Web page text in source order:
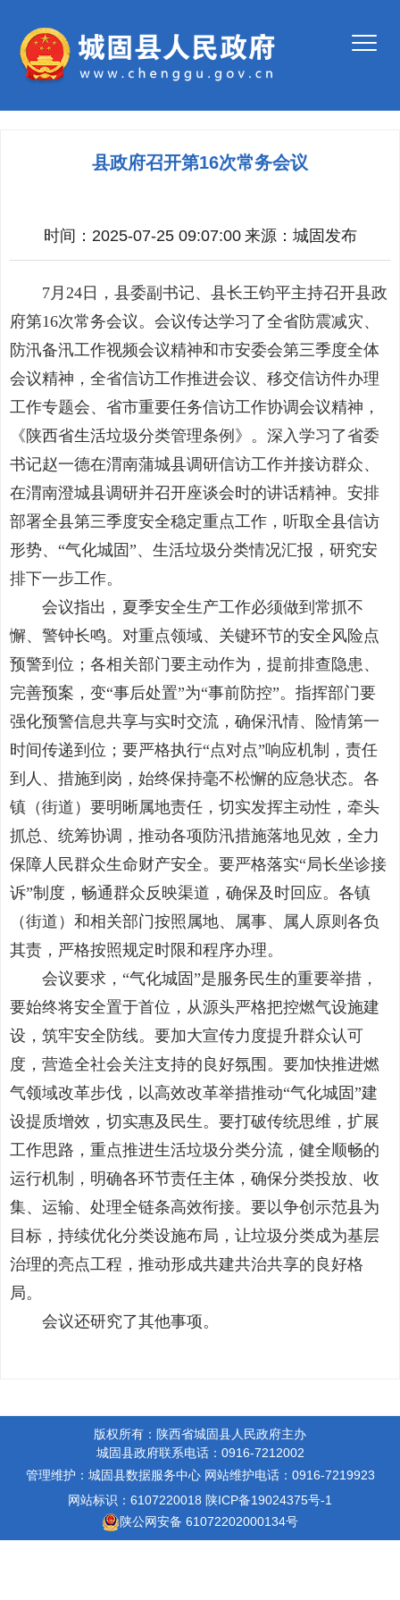
县政府召开第16次常务会议
时间：2025-07-25 09:07:00 来源： 城固发布
7月24日，县委副书记、县长王钧平主持召开县政
府第16次常务会议。会议传达学习了全省防震减灾、
防汛备汛工作视频会议精神和市安委会第三季度全体
会议精神，全省信访工作推进会议、移交信访件办理
工作专题会、省市重要任务信访工作协调会议精神，
《陕西省生活垃圾分类管理条例》。深入学习了省委
书记赵一德在渭南蒲城县调研信访工作并接访群众、
在渭南澄城县调研并召开座谈会时的讲话精神。安排
部署全县第三季度安全稳定重点工作，听取全县信访
形势、“气化城固”、生活垃圾分类情况汇报，研究安
排下一步工作。
会议指出，夏季安全生产工作必须做到常抓不
懈、警钟长鸣。对重点领域、关键环节的安全风险点
预警到位；各相关部门要主动作为，提前排查隐患、
完善预案，变“事后处置”为“事前防控”。指挥部门要
强化预警信息共享与实时交流，确保汛情、险情第一
时间传递到位；要严格执行“点对点”响应机制，责任
到人、措施到岗，始终保持毫不松懈的应急状态。各
镇（街道）要明晰属地责任，切实发挥主动性，牵头
抓总、统筹协调，推动各项防汛措施落地见效，全力
保障人民群众生命财产安全。要严格落实“局长坐诊接
诉”制度，畅通群众反映渠道，确保及时回应。各镇
（街道）和相关部门按照属地、属事、属人原则各负
其责，严格按照规定时限和程序办理。
会议要求，“气化城固”是服务民生的重要举措，
要始终将安全置于首位，从源头严格把控燃气设施建
设，筑牢安全防线。要加大宣传力度提升群众认可
度，营造全社会关注支持的良好氛围。要加快推进燃
气领域改革步伐，以高效改革举措推动“气化城固”建
设提质增效，切实惠及民生。要打破传统思维，扩展
工作思路，重点推进生活垃圾分类分流，健全顺畅的
运行机制，明确各环节责任主体，确保分类投放、收
集、运输、处理全链条高效衔接。要以争创示范县为
目标，持续优化分类设施布局，让垃圾分类成为基层
治理的亮点工程，推动形成共建共治共享的良好格
局。
会议还研究了其他事项。
版权所有：陕西省城固县人民政府主办
城固县政府联系电话：0916-7212002
管理维护：城固县数据服务中心 网站维护电话：0916-7219923
网站标识：6107220018 陕ICP备19024375号-1
陕公网安备 61072202000134号